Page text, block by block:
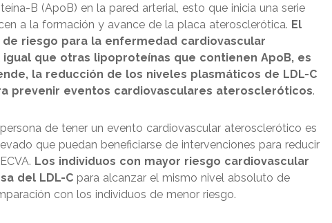
B (ApoB) en la pared arterial, esto que inicia una serie
a la formación y avance de la placa aterosclerótica. El
riesgo para la enfermedad cardiovascular
igual que otras lipoproteínas que contienen ApoB, es
la reducción de los niveles plasmáticos de LDL-C
prevenir eventos cardiovasculares ateroscleróticos.
de tener un evento cardiovascular aterosclerótico es
que puedan beneficiarse de intervenciones para reducir
Los individuos con mayor riesgo cardiovascular
del LDL-C para alcanzar el mismo nivel absoluto de
con los individuos de menor riesgo.